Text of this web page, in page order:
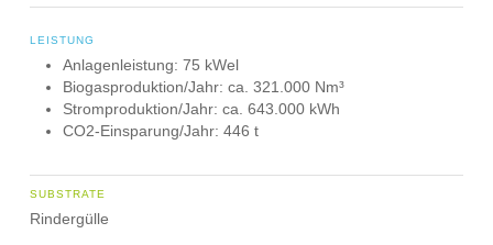
LEISTUNG
Anlagenleistung: 75 kWel
Biogasproduktion/Jahr: ca. 321.000 Nm³
Stromproduktion/Jahr: ca. 643.000 kWh
CO2-Einsparung/Jahr: 446 t
SUBSTRATE
Rindergülle